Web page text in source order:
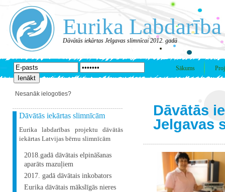
Eurika Labdarība
Dāvātās iekārtas Jelgavas slimnīcai 2012. gadā
Sākums
Nesanāk ielogoties?
Dāvātās iekārtas slimnīcām
Eurika labdarības projektu dāvātās
iekārtas Latvijas bērnu slimnīcām
2018.gadā dāvātais elpināšanas
aparāts mazuļiem
2017. gadā dāvātais inkobators
Eurika dāvātais mākslīgās nieres
Dāvātās
Jelgavas